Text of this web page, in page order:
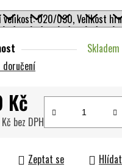
Skladem
Kč
bez DPH
Zeptat se Hlídat